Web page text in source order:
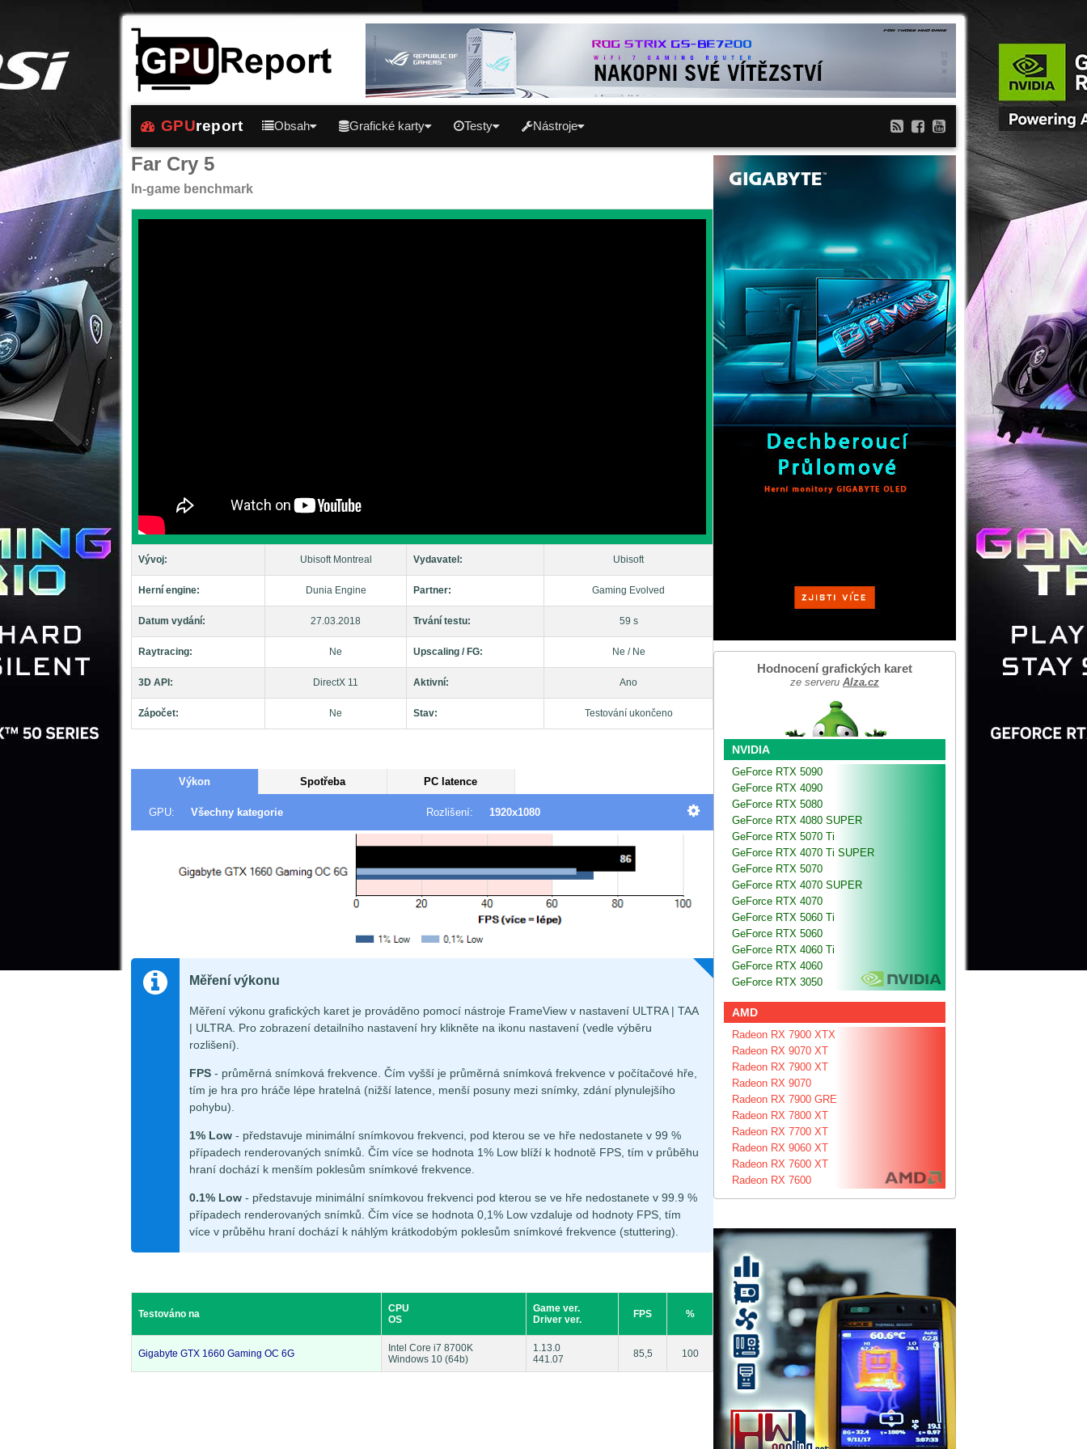
GPUreport Obsah Grafické karty Testy Nástroje
Far Cry 5
In-game benchmark
Vývoj: Ubisoft Montreal Vydavatel: Ubisoft
Herní engine: Dunia Engine Partner: Gaming Evolved
Datum vydání: 27.03.2018 Trvání testu: 59 s
Raytracing: Ne Upscaling / FG: Ne / Ne
3D API: DirectX 11 Aktivní: Ano
Zápočet: Ne Stav: Testování ukončeno
Výkon Spotřeba PC latence
GPU: Všechny kategorie Rozlišení: 1920x1080
Měření výkonu
Měření výkonu grafických karet je prováděno pomocí nástroje FrameView v nastavení ULTRA | TAA
| ULTRA. Pro zobrazení detailního nastavení hry klikněte na ikonu nastavení (vedle výběru
rozlišení).
FPS - průměrná snímková frekvence. Čím vyšší je průměrná snímková frekvence v počítačové hře,
tím je hra pro hráče lépe hratelná (nižší latence, menší posuny mezi snímky, zdání plynulejšího
pohybu).
1% Low - představuje minimální snímkovou frekvenci, pod kterou se ve hře nedostanete v 99 %
případech renderovaných snímků. Čím více se hodnota 1% Low blíží k hodnotě FPS, tím v průběhu
hraní dochází k menším poklesům snímkové frekvence.
0.1% Low - představuje minimální snímkovou frekvenci pod kterou se ve hře nedostanete v 99.9 %
případech renderovaných snímků. Čím více se hodnota 0,1% Low vzdaluje od hodnoty FPS, tím
více v průběhu hraní dochází k náhlým krátkodobým poklesům snímkové frekvence (stuttering).
Testováno na
CPU
OS
Game ver.
Driver ver.
FPS %
Gigabyte GTX 1660 Gaming OC 6G
Intel Core i7 8700K
Windows 10 (64b)
1.13.0
441.07
85,5 100
Hodnocení grafických karet
ze serveru Alza.cz
NVIDIA
GeForce RTX 5090
GeForce RTX 4090
GeForce RTX 5080
GeForce RTX 4080 SUPER
GeForce RTX 5070 Ti
GeForce RTX 4070 Ti SUPER
GeForce RTX 5070
GeForce RTX 4070 SUPER
GeForce RTX 4070
GeForce RTX 5060 Ti
GeForce RTX 5060
GeForce RTX 4060 Ti
GeForce RTX 4060
GeForce RTX 3050
AMD
Radeon RX 7900 XTX
Radeon RX 9070 XT
Radeon RX 7900 XT
Radeon RX 9070
Radeon RX 7900 GRE
Radeon RX 7800 XT
Radeon RX 7700 XT
Radeon RX 9060 XT
Radeon RX 7600 XT
Radeon RX 7600